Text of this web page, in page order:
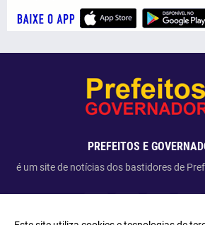
PREFEITOS E
é um site de notícias dos bastidores de